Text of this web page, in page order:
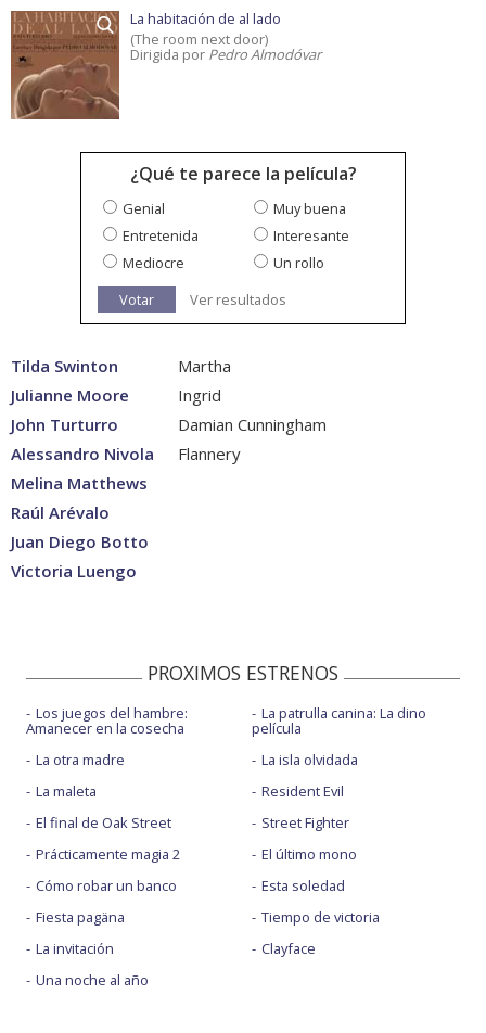
La habitación de al lado
(The room next door)
Dirigida por Pedro Almodóvar
¿Qué te parece la película?
Genial
Muy buena
Entretenida
Interesante
Mediocre
Un rollo
Votar
Ver resultados
Tilda Swinton
Martha
Julianne Moore
Ingrid
John Turturro
Damian Cunningham
Alessandro Nivola
Flannery
Melina Matthews
Raúl Arévalo
Juan Diego Botto
Victoria Luengo
PROXIMOS ESTRENOS
Los juegos del hambre:
Amanecer en la cosecha
La otra madre
La maleta
El final de Oak Street
Prácticamente magia 2
Cómo robar un banco
Fiesta pagäna
La invitación
Una noche al año
La patrulla canina: La dino
película
La isla olvidada
Resident Evil
Street Fighter
El último mono
Esta soledad
Tiempo de victoria
Clayface